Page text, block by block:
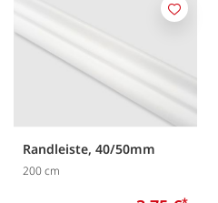
Randleiste, 40/50mm
200 cm
Merken